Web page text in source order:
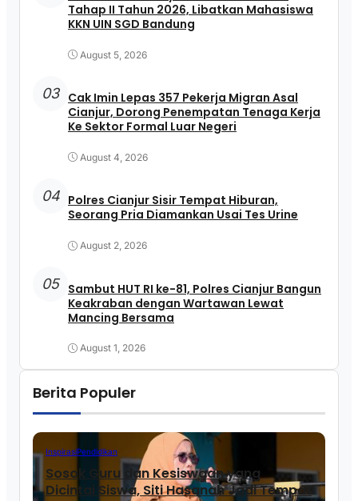
Tahap II Tahun 2026, Libatkan Mahasiswa
KKN UIN SGD Bandung
August 5, 2026
03 Cak Imin Lepas 357 Pekerja Migran Asal
Cianjur, Dorong Penempatan Tenaga Kerja
Ke Sektor Formal Luar Negeri
August 4, 2026
04 Polres Cianjur Sisir Tempat Hiburan,
Seorang Pria Diamankan Usai Tes Urine
August 2, 2026
05 Sambut HUT RI ke-81, Polres Cianjur Bangun
Keakraban dengan Wartawan Lewat
Mancing Bersama
August 1, 2026
Berita Populer
InspirasiPendidikan
Sosok Guru dan Kesiswaan yang
Dicintai Siswa, Siti Hasanah Jadi Tempat